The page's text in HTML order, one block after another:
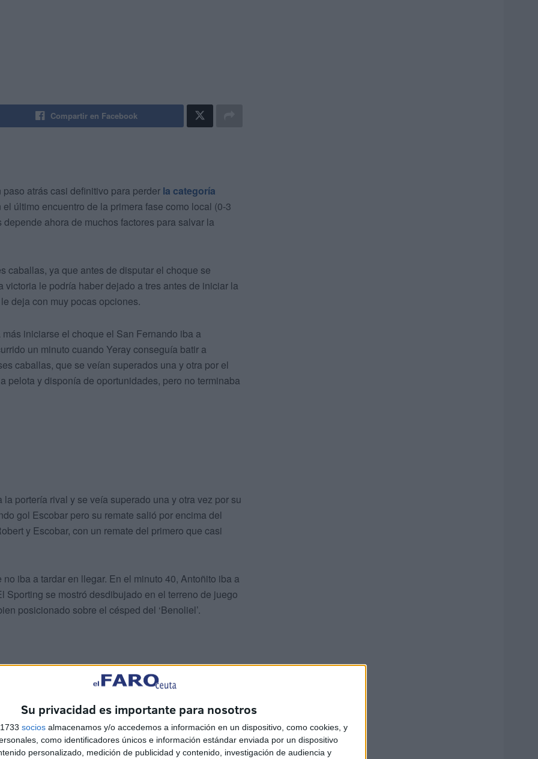
Su privacidad es importante para nosotros
socios almacenamos y/o accedemos a información en un dispositivo, como cookies, y
como identificadores únicos e información estándar enviada por un dispositivo
personalizado, medición de publicidad y contenido, investigación de audiencia y
Compartir en Facebook
atrás casi definitivo para perder la categoría
último encuentro de la primera fase como local (0-3
ahora de muchos factores para salvar la
caballas, ya que antes de disputar el choque se
le podría haber dejado a tres antes de iniciar la
deja con muy pocas opciones.
iniciarse el choque el San Fernando iba a
un minuto cuando Yeray conseguía batir a
caballas, que se veían superados una y otra por el
y disponía de oportunidades, pero no terminaba
portería rival y se veía superado una y otra vez por su
gol Escobar pero su remate salió por encima del
y Escobar, con un remate del primero que casi
iba a tardar en llegar. En el minuto 40, Antoñito iba a
Sporting se mostró desdibujado en el terreno de juego
posicionado sobre el césped del ‘Benoliel’.
tanto que dejaba el encuentro prácticamente
a vestuarios muy importante y el Sporting se